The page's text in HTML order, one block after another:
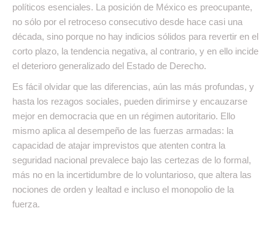
políticos esenciales. La posición de México es preocupante,
no sólo por el retroceso consecutivo desde hace casi una
década, sino porque no hay indicios sólidos para revertir en el
corto plazo, la tendencia negativa, al contrario, y en ello incide
el deterioro generalizado del Estado de Derecho.
Es fácil olvidar que las diferencias, aún las más profundas, y
hasta los rezagos sociales, pueden dirimirse y encauzarse
mejor en democracia que en un régimen autoritario. Ello
mismo aplica al desempeño de las fuerzas armadas: la
capacidad de atajar imprevistos que atenten contra la
seguridad nacional prevalece bajo las certezas de lo formal,
más no en la incertidumbre de lo voluntarioso, que altera las
nociones de orden y lealtad e incluso el monopolio de la
fuerza.